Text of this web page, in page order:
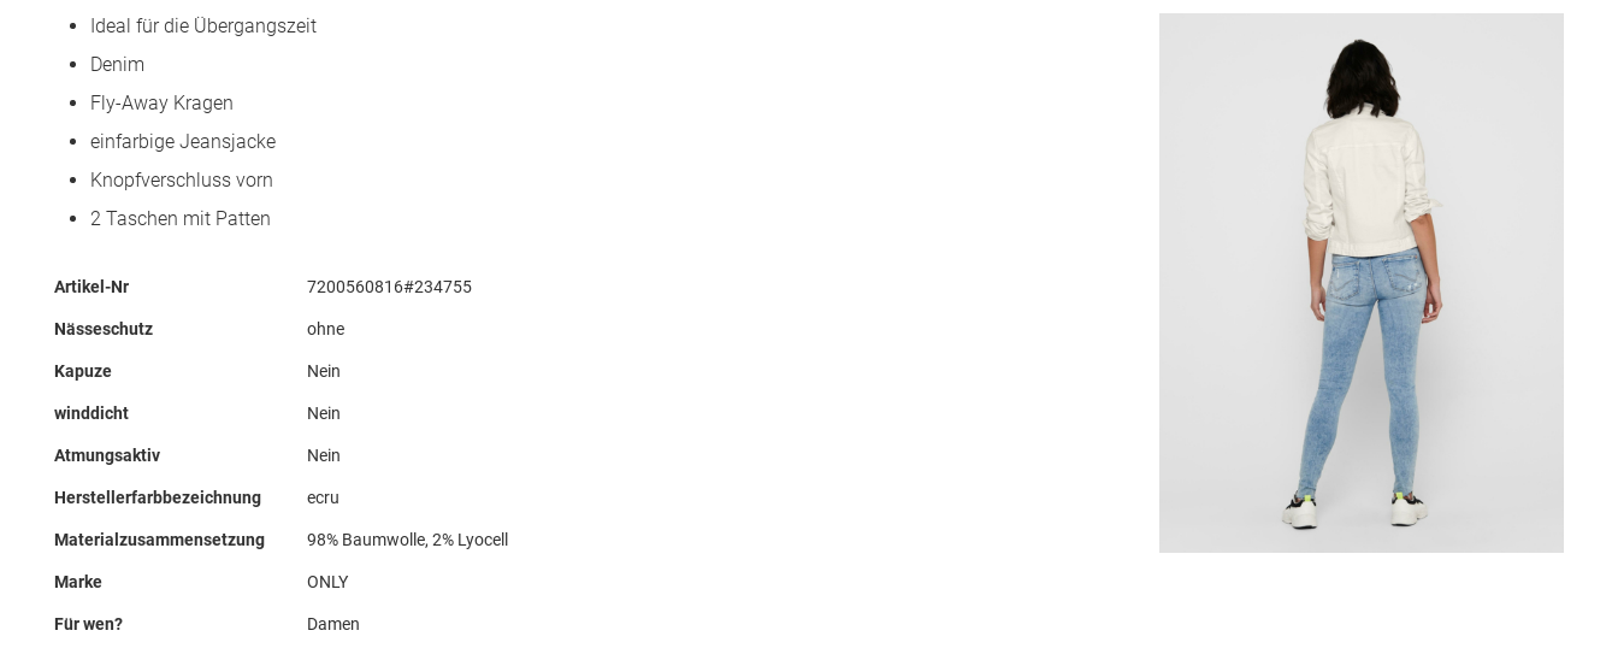
Ideal für die Übergangszeit
Denim
Fly-Away Kragen
einfarbige Jeansjacke
Knopfverschluss vorn
2 Taschen mit Patten
Mehr
Artikel-Nr 7200560816#234755
Nässeschutz ohne
Kapuze Nein
winddicht Nein
Atmungsaktiv Nein
Herstellerfarbbezeichnung ecru
Materialzusammensetzung 98% Baumwolle, 2% Lyocell
Marke ONLY
Für wen? Damen